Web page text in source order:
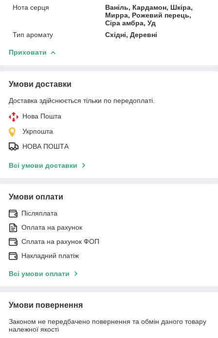
Нота серця
Ваніль, Кардамон, Шкіра,
Мирра, Рожевий перець,
Сіра амбра, Уд
Тип аромату
Східні, Деревні
Приховати
Умови доставки
Доставка здійснюється тільки по передоплаті.
Нова Пошта
Укрпошта
НОВА ПОШТА
Всі умови доставки
Умови оплати
Післяплата
Оплата на рахунок
Сплата на рахунок ФОП
Накладний платіж
Всі умови оплати
Умови повернення
Законом не передбачено повернення та обмін даного товару
належної якості